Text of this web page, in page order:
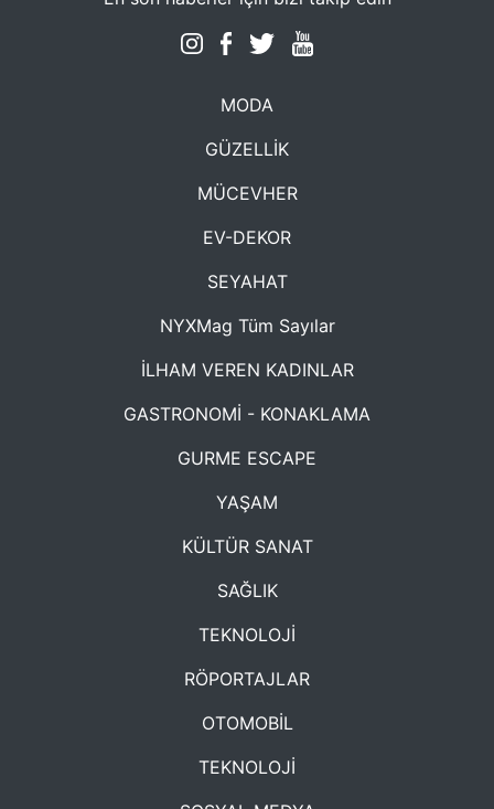
MODA
GÜZELLİK
MÜCEVHER
EV-DEKOR
SEYAHAT
NYXMag Tüm Sayılar
İLHAM VEREN KADINLAR
GASTRONOMİ - KONAKLAMA
GURME ESCAPE
YAŞAM
KÜLTÜR SANAT
SAĞLIK
TEKNOLOJİ
RÖPORTAJLAR
OTOMOBİL
TEKNOLOJİ